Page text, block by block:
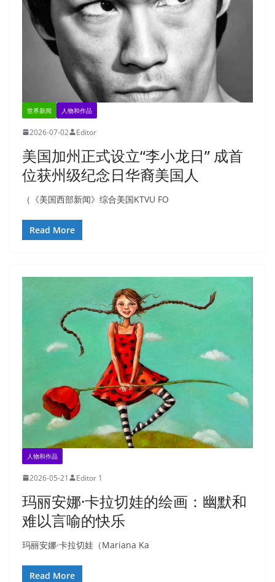
世界新闻 人物和作品
2026-07-02 Editor
美国加州正式设立“李小龙日” 成首
位获州级纪念日华裔美国人
（《美国西部新闻》综合美国KTVU FO
Read More
人物和作品
2026-05-21 Editor 1
玛丽安娜·卡拉切娃的绘画：幽默和
难以言喻的快乐
玛丽安娜·卡拉切娃（Mariana Ka
Read More